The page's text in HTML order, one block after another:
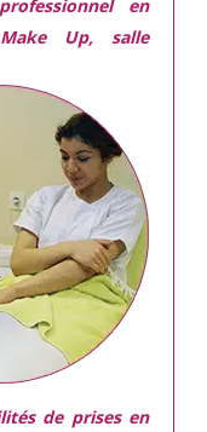
en
Up, salle
de prises en